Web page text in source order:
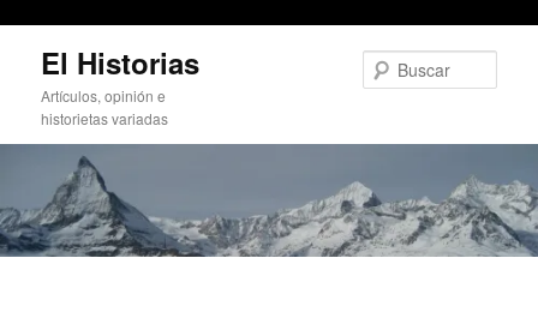
contenido
principal
El Historias
Artículos, opinión e
historietas variadas